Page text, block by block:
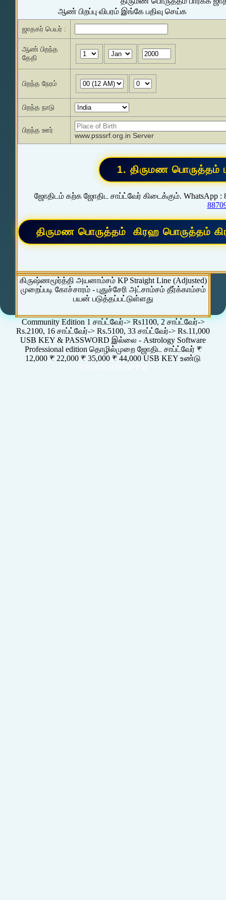
ஆண் பிறப்பு விபரம் இங்கே பதிவு செய்க
ஜாதகர் பெயர் :
ஆண் பிறந்த
தேதி
பிறந்த நேரம்
பிறந்த நாடு
பிறந்த ஊர்
www.psssrf.org.in Server
ஜோதிடம் கற்க ஜோதிட சாப்ட்வேர் கிடைக்கும். WhatsApp :
கிருஷ்ணமூர்த்தி அயனாம்சம் KP Straight Line (Adjusted)
முறைப்படி கோச்சாரம் - புதுச்சேரி அட்சாம்சம் தீர்க்காம்சம்
பயன் படுத்தப்பட்டுள்ளது
Community Edition 1 சாப்ட்வேர்-> Rs1100, 2 சாப்ட்வேர்->
Rs.2100, 16 சாப்ட்வேர்-> Rs.5100, 33 சாப்ட்வேர்-> Rs.11,000
USB KEY & PASSWORD இல்லை - Astrology Software
Professional edition தொழில்முறை ஜோதிட சாப்ட்வேர் ₹
12,000 ₹ 22,000 ₹ 35,000 ₹ 44,000 USB KEY உண்டு